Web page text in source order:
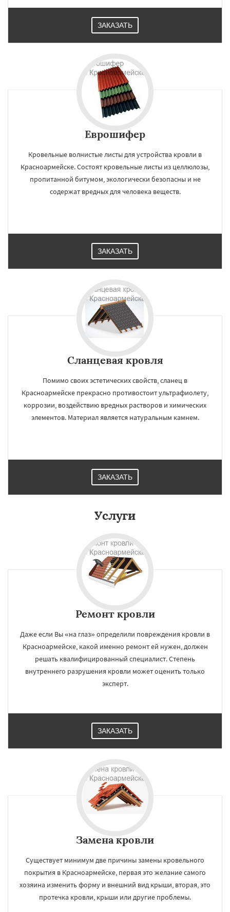
регионам
Красногорск
Краснозаводск
Краснознаменск
Кубинка
Куровское
Ликино-Дулево Лобня
Лосино-Петровский Луховицы
ЗАКАЗАТЬ
Еврошифер
Кровельные волнистые листы для устройства кровли в
Красноармейске. Состоят кровельные листы из целлюлозы,
пропитанной битумом, экологически безопасны и не
содержат вредных для человека веществ.
ЗАКАЗАТЬ
Сланцевая кровля
Помимо своих эстетических свойств, сланец в
Красноармейске прекрасно противостоит ультрафиолету,
коррозии, воздействию вредных растворов и химических
элементов. Материал является натуральным камнем.
ЗАКАЗАТЬ
Услуги
Ремонт кровли
Даже если Вы «на глаз» определили повреждения кровли в
Красноармейске, какой именно ремонт ей нужен, должен
решать квалифицированный специалист. Степень
внутреннего разрушения кровли может оценить только
эксперт.
ЗАКАЗАТЬ
Замена кровли
Существует минимум две причины замены кровельного
покрытия в Красноармейске, первая это желание самого
хозяина изменить форму и внешний вид крыши, вторая, это
протечка кровли, крыши или другие проблемы.